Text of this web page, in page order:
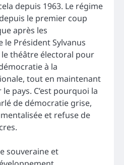
depuis 1963. Le régime
le premier coup
après les
le Président Sylvanus
théâtre électoral pour
à la
tout en maintenant
pays. C’est pourquoi la
de démocratie grise,
et refuse de
souveraine et